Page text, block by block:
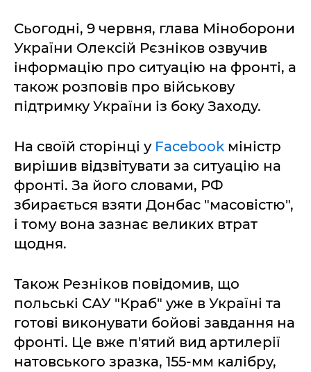
Сьогодні, 9 червня, глава Міноборони
України Олексій Рєзніков озвучив
інформацію про ситуацію на фронті, а
також розповів про військову
підтримку України із боку Заходу.
На своїй сторінці уFacebook міністр
вирішив відзвітувати за ситуацію на
фронті. За його словами, РФ
збирається взяти Донбас "масовістю",
і тому вона зазнає великих втрат
щодня.
Також Резніков повідомив, що
польські САУ "Краб" уже в Україні та
готові виконувати бойові завдання на
фронті. Це вже п'ятий вид артилерії
натовського зразка, 155-мм калібру,